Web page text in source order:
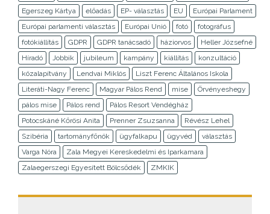
Egerszeg Kártya
előadás EP- választás EU
Európai Parlament
Európai parlamenti választás
Európai Unió fotó
fotográfus
fotókiállítás
GDPR GDPR tanácsadó háziorvos
Heller Józsefné
Híradó
Jobbik jubileum kampány kiállítás
konzultáció
közalapítvány
Lendvai Miklós
Liszt Ferenc Általános Iskola
Literáti-Nagy Ferenc
Magyar Pálos Rend mise
Örvényeshegy
pálos mise
Pálos rend
Pálos Resort Vendégház
Potocskáné Kőrösi Anita
Prenner Zsuzsanna
Révész Lehel
Szibéria
tartományfőnök ügyfalkapu ügyvéd
választás
Varga Nóra
Zala Megyei Kereskedelmi és Iparkamara
Zalaegerszegi Egyesített Bölcsődék
ZMKIK